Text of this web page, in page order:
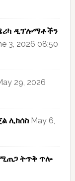
ዲፕሎማቶችን
3, 2026 08:50
29, 2026
ሊከሰስ May 6,
ትጥቅ ጥሎ